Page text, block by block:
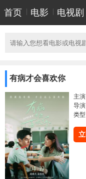
首页 电影 电视剧
有病才会喜欢你
主演
导演
类型